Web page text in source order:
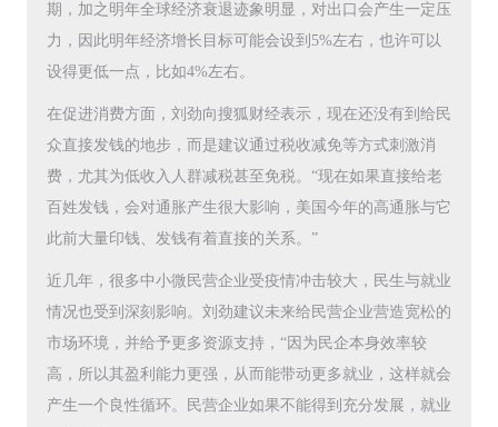
期，加之明年全球经济衰退迹象明显，对出口会产生一定压
力，因此明年经济增长目标可能会设到5%左右，也许可以
设得更低一点，比如4%左右。
在促进消费方面，刘劲向搜狐财经表示，现在还没有到给民
众直接发钱的地步，而是建议通过税收减免等方式刺激消
费，尤其为低收入人群减税甚至免税。“现在如果直接给老
百姓发钱，会对通胀产生很大影响，美国今年的高通胀与它
此前大量印钱、发钱有着直接的关系。”
近几年，很多中小微民营企业受疫情冲击较大，民生与就业
情况也受到深刻影响。刘劲建议未来给民营企业营造宽松的
市场环境，并给予更多资源支持，“因为民企本身效率较
高，所以其盈利能力更强，从而能带动更多就业，这样就会
产生一个良性循环。民营企业如果不能得到充分发展，就业